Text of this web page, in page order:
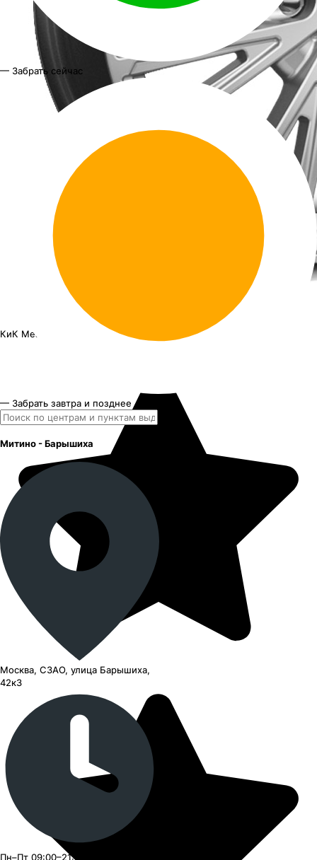
КиК Меандр-Оригинал 15"x6J PCD 4x100 ЕТ 40 ЦО 60.1
— Забрать сейчас
— Забрать завтра и позднее
Митино - Барышиха
Москва, СЗАО, улица Барышиха,
42к3
Пн–Пт 09:00–21:00, Сб–Вс 09:00–